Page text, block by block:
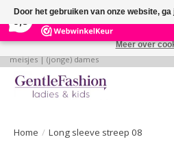
255 Reviews
Betaalbare, verantwoorde en style volle
meisjes | (jonge) dames
Home / Long sleeve streep 08
Door het gebruiken van onze website,
cookies om onze website te
Meer over